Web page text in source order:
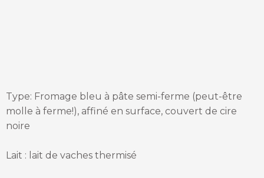
Type: Fromage bleu à pâte semi-ferme (peut-être
molle à ferme!), affiné en surface, couvert de cire
noire
Lait : lait de vaches thermisé